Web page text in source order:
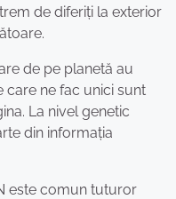
de diferiți la exterior
de pe planetă au
care ne fac unici sunt
La nivel genetic
din informația
este comun tuturor